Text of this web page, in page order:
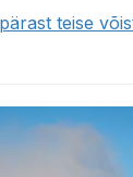
teise